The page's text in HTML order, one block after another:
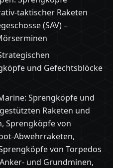
taktischer Raketen
(SAV) –
und Gefechtsblöcke
Sprengköpfe und
Raketen und
Sprengköpfe von
Abwehrraketen,
von Torpedos
und Grundminen,